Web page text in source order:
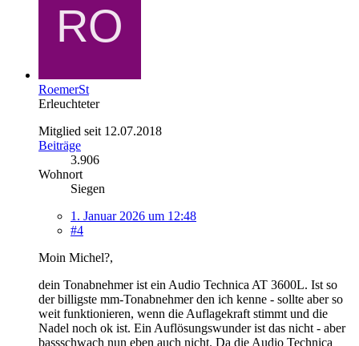
RoemerSt
Erleuchteter
Mitglied seit 12.07.2018
Beiträge
3.906
Wohnort
Siegen
1. Januar 2026 um 12:48
#4
Moin Michel?,
dein Tonabnehmer ist ein Audio Technica AT 3600L. Ist so
der billigste mm-Tonabnehmer den ich kenne - sollte aber so
weit funktionieren, wenn die Auflagekraft stimmt und die
Nadel noch ok ist. Ein Auflösungswunder ist das nicht - aber
bassschwach nun eben auch nicht. Da die Audio Technica